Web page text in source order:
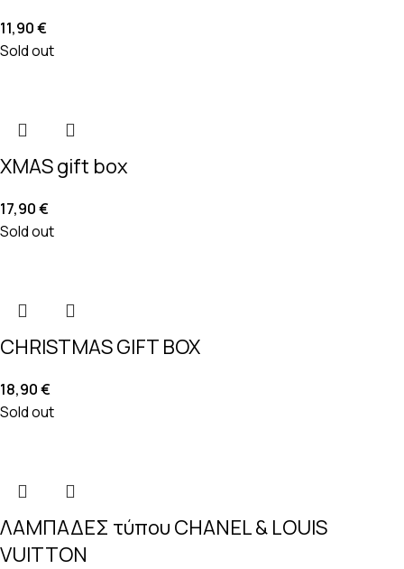
11,90€
Sold out
XMAS gift box
17,90€
Sold out
CHRISTMAS GIFT BOX
18,90€
Sold out
ΛΑΜΠΑΔΕΣ τύπου CHANEL & LOUIS
VUITTON